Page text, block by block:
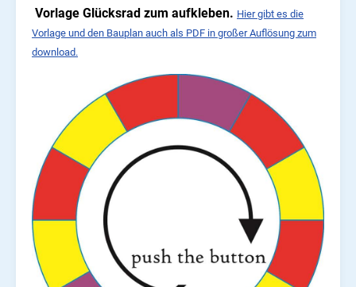
Vorlage Glücksrad zum aufkleben. Hier gibt es die
Vorlage und den Bauplan auch als PDF in großer Auflösung zum
download.